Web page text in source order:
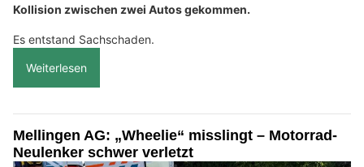
Kollision zwischen zwei Autos gekommen.
Es entstand Sachschaden.
Weiterlesen
Mellingen AG: „Wheelie“ misslingt – Motorrad-
Neulenker schwer verletzt